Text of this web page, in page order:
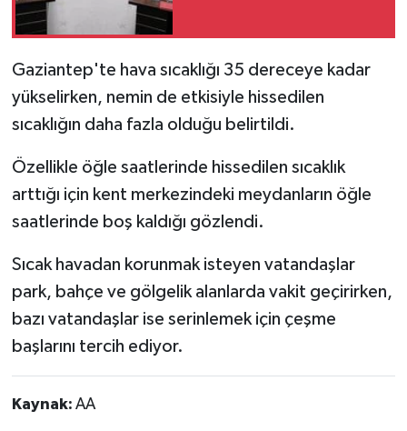
Gaziantep'te hava sıcaklığı 35 dereceye kadar
yükselirken, nemin de etkisiyle hissedilen
sıcaklığın daha fazla olduğu belirtildi.
Özellikle öğle saatlerinde hissedilen sıcaklık
arttığı için kent merkezindeki meydanların öğle
saatlerinde boş kaldığı gözlendi.
Sıcak havadan korunmak isteyen vatandaşlar
park, bahçe ve gölgelik alanlarda vakit geçirirken,
bazı vatandaşlar ise serinlemek için çeşme
başlarını tercih ediyor.
Kaynak: AA